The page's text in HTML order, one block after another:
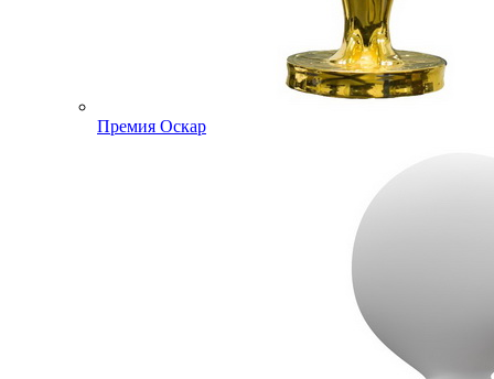
Премия Оскар